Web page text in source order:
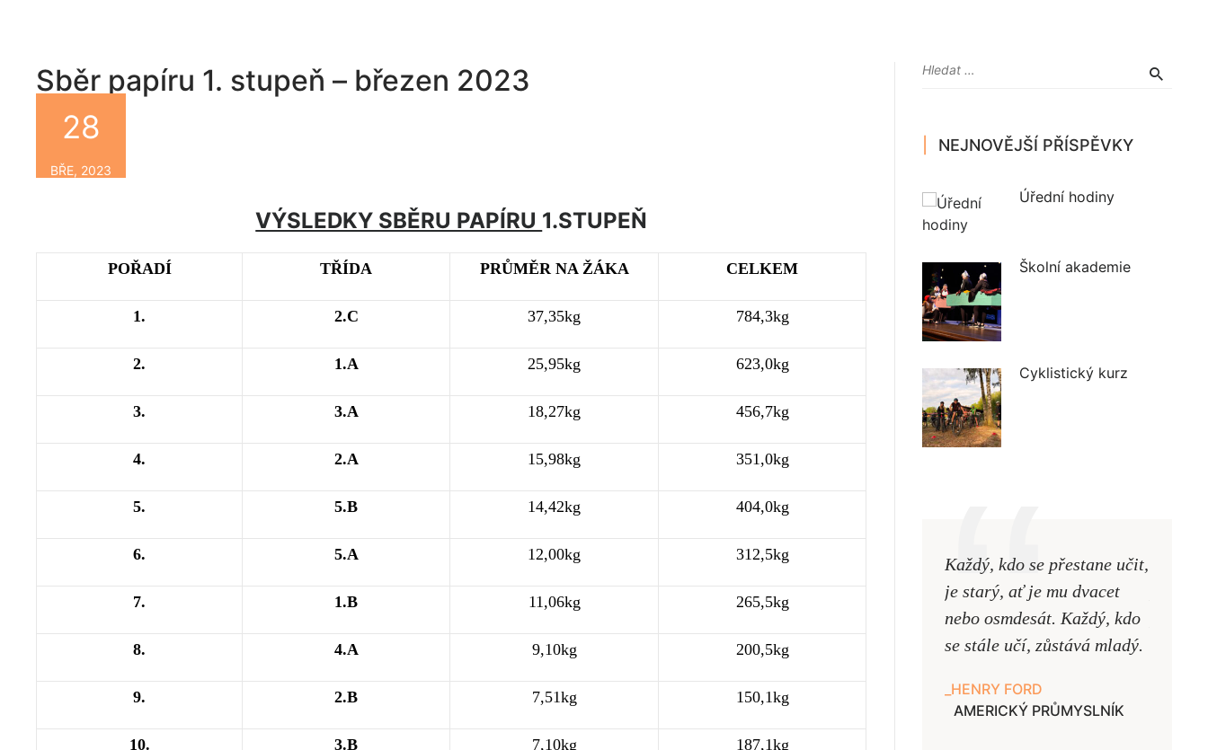
Sběr papíru 1. stupeň – březen 2023
By
28
BŘE, 2023
VÝSLEDKY SBĚRU PAPÍRU 1.STUPEŇ
POŘADÍ TŘÍDA PRŮMĚR NA ŽÁKA CELKEM
1. 2.C 37,35kg 784,3kg
2. 1.A 25,95kg 623,0kg
3. 3.A 18,27kg 456,7kg
4. 2.A 15,98kg 351,0kg
5. 5.B 14,42kg 404,0kg
6. 5.A 12,00kg 312,5kg
7. 1.B 11,06kg 265,5kg
8. 4.A 9,10kg 200,5kg
9. 2.B 7,51kg 150,1kg
10. 3.B 7,10kg 187,1kg
NEJNOVĚJŠÍ PŘÍSPĚVKY
Úřední hodiny
Školní akademie
Cyklistický kurz
Každý, kdo se přestane učit,
je starý, ať je mu dvacet
nebo osmdesát. Každý, kdo
se stále učí, zůstává mladý.
HENRY FORD
AMERICKÝ PRŮMYSLNÍK